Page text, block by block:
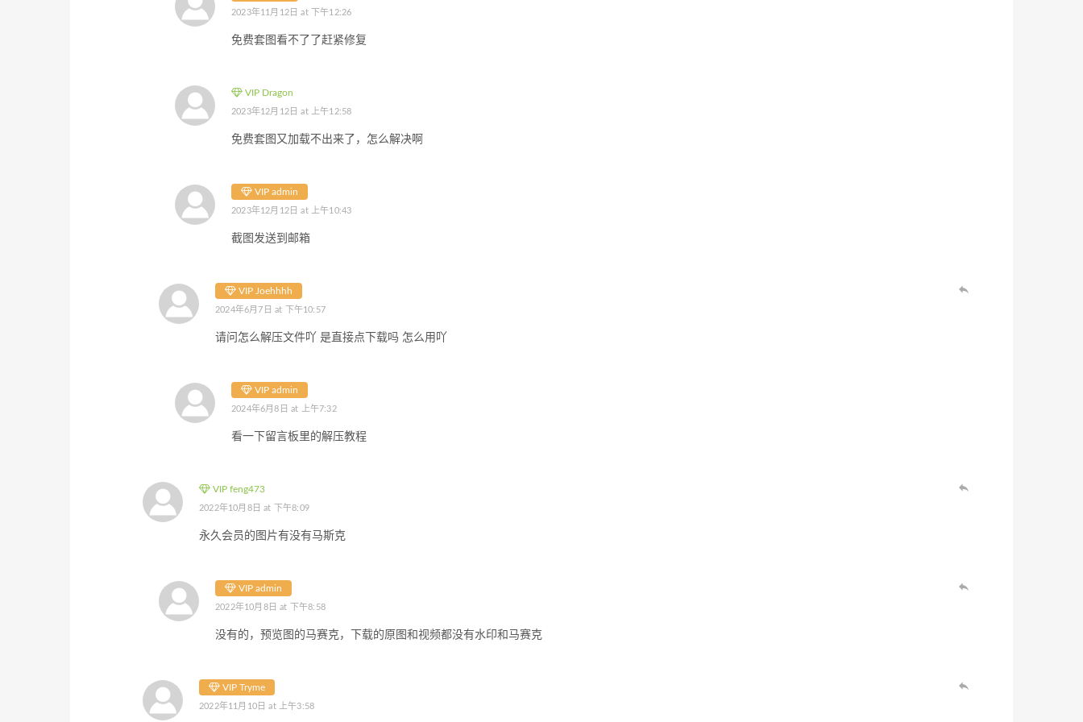
2023年11月12日 at 下午12:26
免费套图看不了了赶紧修复
VIP Dragon
2023年12月12日 at 上午12:58
免费套图又加载不出来了，怎么解决啊
VIP admin
2023年12月12日 at 上午10:43
截图发送到邮箱
VIP Joehhhh
2024年6月7日 at 下午10:57
请问怎么解压文件吖 是直接点下载吗 怎么用吖
VIP admin
2024年6月8日 at 上午7:32
看一下留言板里的解压教程
VIP feng473
2022年10月8日 at 下午8:09
永久会员的图片有没有马斯克
VIP admin
2022年10月8日 at 下午8:58
没有的，预览图的马赛克，下载的原图和视频都没有水印和马赛克
VIP Tryme
2022年11月10日 at 上午3:58